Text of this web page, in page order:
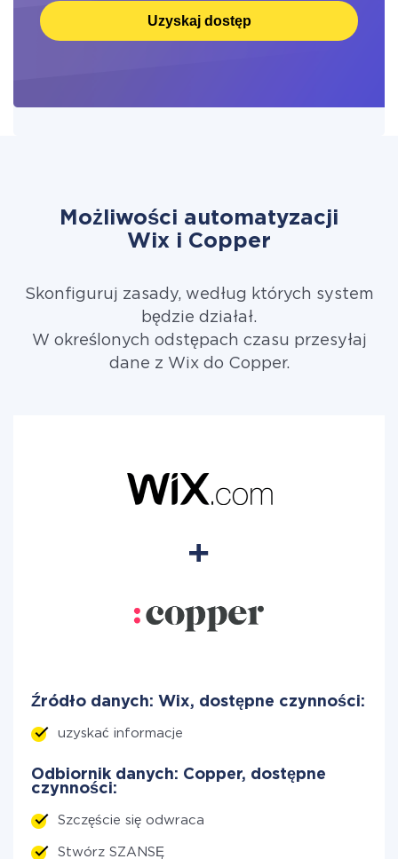
Uzyskaj dostęp
Możliwości automatyzacji
Wix i Copper
Skonfiguruj zasady, według których system
będzie działał.
W określonych odstępach czasu przesyłaj
dane z Wix do Copper.
Źródło danych: Wix, dostępne czynności:
uzyskać informacje
Odbiornik danych: Copper, dostępne
czynności:
Szczęście się odwraca
Stwórz SZANSĘ